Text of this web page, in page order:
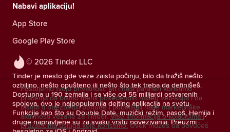
© 2026 Tinder LLC
Tinder je mesto gde veze zaista počinju, bilo da tražiš nešto
ozbiljno, nešto opušteno ili nešto što tek treba da definišeš.
Dostupna u 190 zemalja i sa više od 55 milijardi ostvarenih
spojeva, ovo je najpopularnija dejting aplikacija na svetu.
Funkcije kao što su Double Date, muzički režim, pasoš, Hemija i
druge napravljene su za svaku vrstu povezivanja. Preuzmi
Nabavi aplikaciju!
App Store
Google Play Store
Poštujemo tvoju privatnost. Mi i naši partneri koristimo
praćenja da bismo merili posećenost našeg veb-sajta i da
bismo ti obezbedili ponude i poboljšali naše marketinške
aktivnosti vezane za Tinder. Više informacija o kolačićima i
pružaocima usluga koje koristimo. Uvek možeš da povučeš